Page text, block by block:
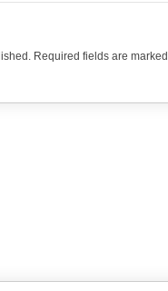
Required fields are marked